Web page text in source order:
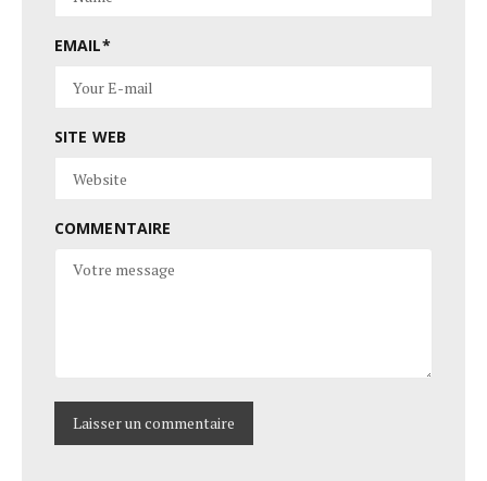
EMAIL*
SITE WEB
COMMENTAIRE